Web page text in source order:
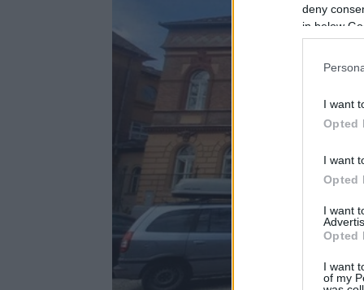
deny
in below
I want
Opted
I want
Opted
I want
Opted
I want
of my